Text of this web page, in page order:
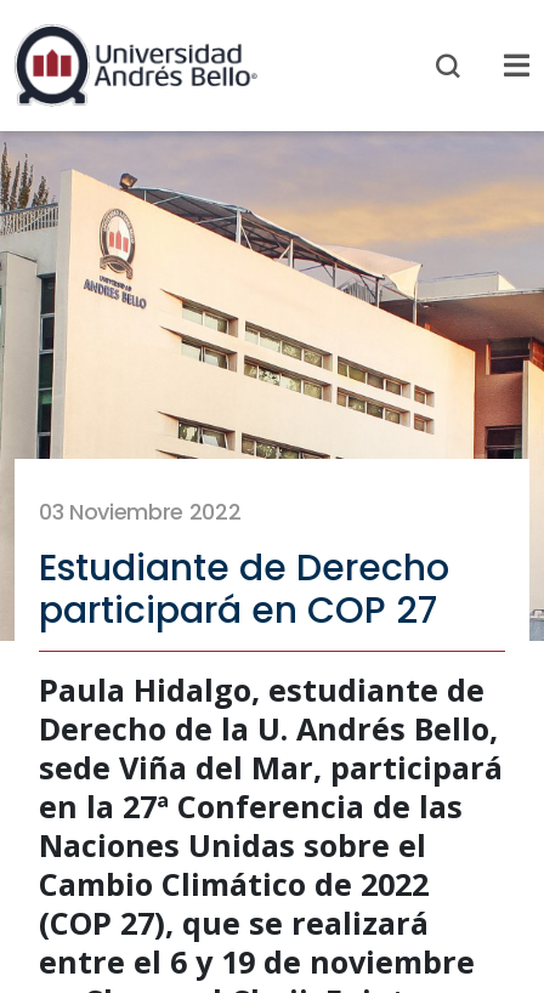
03 Noviembre 2022
Estudiante de Derecho
participará en COP 27
Paula Hidalgo, estudiante de
Derecho de la U. Andrés Bello,
sede Viña del Mar, participará
en la 27ª Conferencia de las
Naciones Unidas sobre el
Cambio Climático de 2022
(COP 27), que se realizará
entre el 6 y 19 de noviembre